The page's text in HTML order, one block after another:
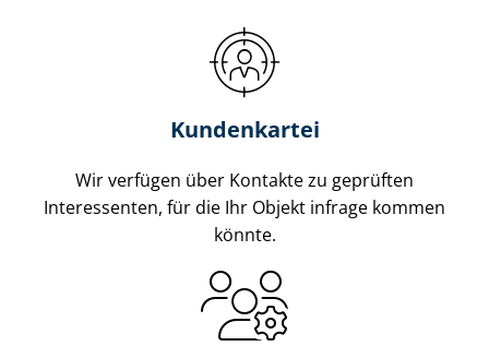
Kundenkartei
Wir verfügen über Kontakte zu geprüften
Interessenten, für die Ihr Objekt infrage kommen
könnte.